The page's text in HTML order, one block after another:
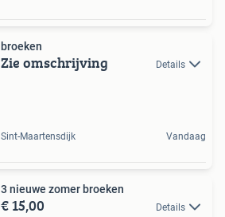
broeken
Zie omschrijving Details
Sint-Maartensdijk Vandaag
3 nieuwe zomer broeken
€ 15,00 Details